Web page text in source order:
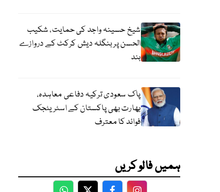
شیخ حسینہ واجد کی حمایت، شکیب
الحسن پر بنگلہ دیش کرکٹ کے دروازے
بند
پاک سعودی ترکیہ دفاعی معاہدہ،
بھارت بھی پاکستان کے اسٹریٹجک
فوائد کا معترف
ہمیں فالو کریں